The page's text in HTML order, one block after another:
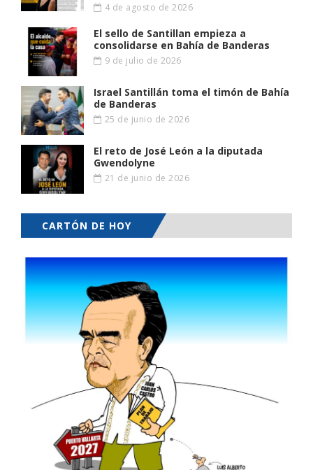
4 de agosto de 2026
El sello de Santillan empieza a
consolidarse en Bahía de Banderas
9 de julio de 2026
Israel Santillán toma el timón de Bahía
de Banderas
25 de junio de 2026
El reto de José León a la diputada
Gwendolyne
21 de junio de 2026
CARTÓN DE HOY